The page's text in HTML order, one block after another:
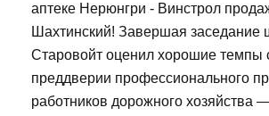
аптеке Нерюнгри - Винстрол
Шахтинский! Завершая заседание
Старовойт оценил хорошие темпы
преддверии профессионального
работников дорожного хозяйства